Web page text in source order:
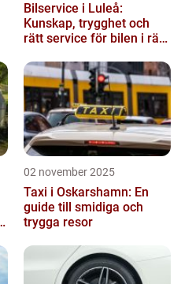
Bilservice i Luleå:
Kunskap, trygghet och
rätt service för bilen i rätt
02 november 2025
Taxi i Oskarshamn: En
guide till smidiga och
trygga resor